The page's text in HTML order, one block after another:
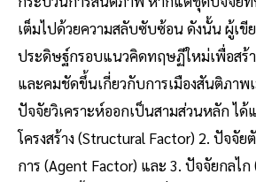
เต็มไปด้วยความสลับซับซ้อน ดังนั้น ผู้เขี
ประดิษฐ์กรอบแนวคิดทฤษฏีใหม่เพื่อสร้า
และคมชัดขึ้นเกี่ยวกับการเมืองสันติภาพ
ปัจจัยวิเคราะห์ออกเป็นสามส่วนหลัก ได้
โครงสร้าง (Structural Factor) 2. ปัจจั
การ (Agent Factor) และ 3. ปัจจัยกลไก